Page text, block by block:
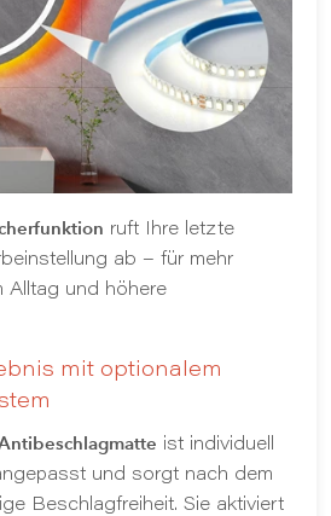
ruft Ihre letzte
ab – für mehr
Alltag und höhere
mit optionalem
ist individuell
und sorgt nach dem
Beschlagfreiheit. Sie aktiviert